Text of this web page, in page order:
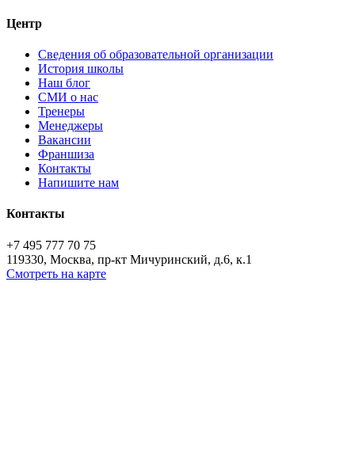
Центр
Сведения об образовательной организации
История школы
Наш блог
СМИ о нас
Тренеры
Менеджеры
Вакансии
Франшиза
Контакты
Напишите нам
Контакты
+7 495 777 70 75
119330, Москва, пр-кт Мичуринский, д.6, к.1
Смотреть на карте